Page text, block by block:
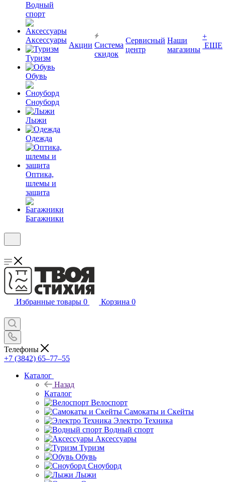
Водный
спорт
Аксессуары
Туризм
Обувь
Сноуборд
Лыжи
Одежда
Оптика,
шлемы и
защита
Багажники
Акции Система
скидок
Сервисный
центр
Наши
магазины
+
ЕЩЕ
Избранные товары 0 Корзина 0
Телефоны
+7 (3842) 65–77–55
Каталог
Назад
Каталог
Велоспорт
Самокаты и Скейты
Электро Техника
Водный спорт
Аксессуары
Туризм
Обувь
Сноуборд
Лыжи